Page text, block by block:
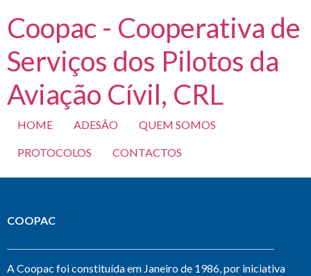
Coopac - Cooperativa de
Serviços dos Pilotos da
Aviação Cívil, CRL
HOME ADESÃO QUEM SOMOS
PROTOCOLOS CONTACTOS
COOPAC
A Coopac foi constituída em Janeiro de 1986, por iniciativa